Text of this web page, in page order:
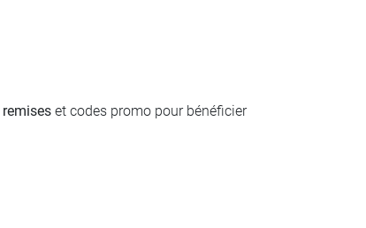
remises et codes promo pour bénéficier